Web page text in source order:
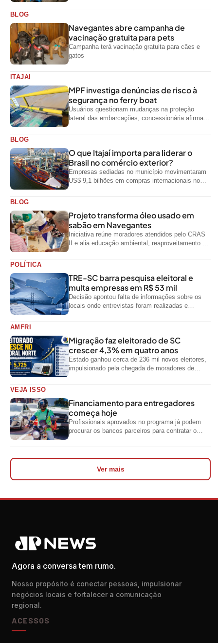
BLOG
Navegantes abre campanha de
vacinação gratuita para pets
Campanha terá vacinação gratuita para cães e
gatos
ITAJAI
MPF investiga denúncias de risco à
segurança no ferry boat
Usuários questionam mudanças na proteção
lateral das embarcações; concessionária afirma
BLOG
O que Itajaí importa para liderar o
Brasil no comércio exterior?
Empresas sediadas no município movimentaram
US$ 9,1 bilhões em compras internacionais no
BLOG
Projeto transforma óleo usado em
sabão em Navegantes
Iniciativa reúne moradores atendidos pelo CRAS
II e alia educação ambiental, reaproveitamento de
POLÍTICA
TRE-SC barra pesquisa eleitoral e
multa empresas em R$ 53 mil
Decisão apontou falta de informações sobre os
locais onde entrevistas foram realizadas e
AMFRI
Migração faz eleitorado de SC
crescer 4,3% em quatro anos
Estado ganhou cerca de 236 mil novos eleitores,
impulsionado pela chegada de moradores de
VEJA ISSO
Financiamento para entregadores
começa hoje
Profissionais aprovados no programa já podem
procurar os bancos parceiros para contratar o
Ver mais
Agora a conversa tem rumo.
Nosso propósito é conectar pessoas, impulsionar
negócios locais e fortalecer a comunicação
regional.
ACESSOS